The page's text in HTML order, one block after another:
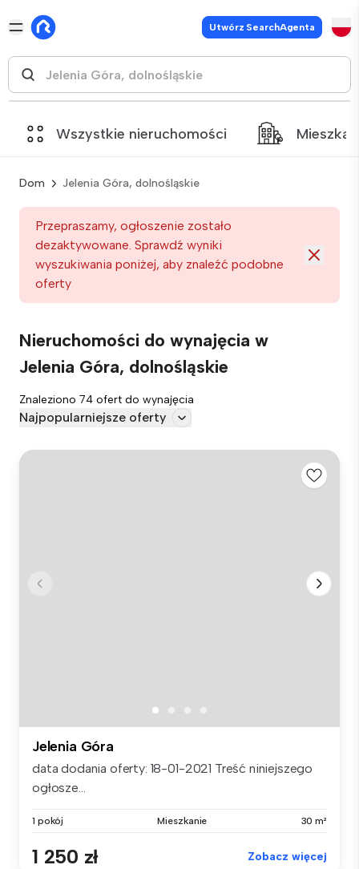
Utwórz SearchAgenta
Wszystkie nieruchomości
Dom Jelenia Góra, dolnośląskie
Przepraszamy, ogłoszenie zostało
dezaktywowane. Sprawdź wyniki
wyszukiwania poniżej, aby znaleźć podobne
oferty
Nieruchomości do wynajęcia w
Jelenia Góra, dolnośląskie
Znaleziono 74 ofert do wynajęcia
Najpopularniejsze oferty
Jelenia Góra
data dodania oferty: 18-01-2021 Treść niniejszego
ogłosze...
1 pokój Mieszkanie 30 m²
1 250 zł Zobacz więcej